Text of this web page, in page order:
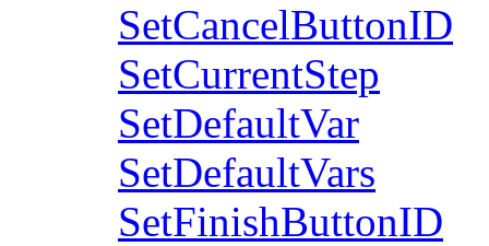
SetCancelButtonID
SetCurrentStep
SetDefaultVar
SetDefaultVars
SetFinishButtonID